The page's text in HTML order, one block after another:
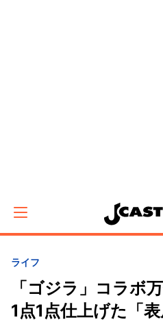
ライフ
「ゴジラ」コラボ
1点1点仕上げた「